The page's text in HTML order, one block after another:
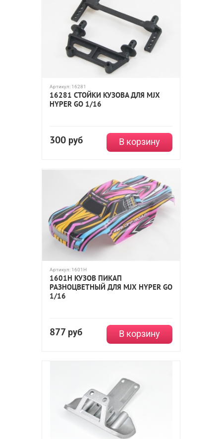
Артикул: 16281
16281 СТОЙКИ КУЗОВА ДЛЯ MJX
HYPER GO 1/16
300 руб В корзину
Артикул: 1601H
1601H КУЗОВ ПИКАП
РАЗНОЦВЕТНЫЙ ДЛЯ MJX HYPER GO
1/16
877 руб В корзину